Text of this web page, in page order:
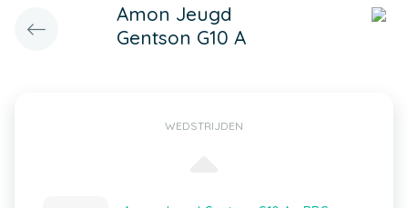
Amon Jeugd
Gentson G10 A
WEDSTRIJDEN